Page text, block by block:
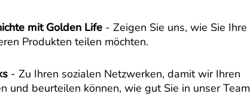
mit Golden Life - Zeigen Sie uns, wie Sie Ihre
Produkten teilen möchten.
- Zu Ihren sozialen Netzwerken, damit wir Ihren
und beurteilen können, wie gut Sie in unser Team